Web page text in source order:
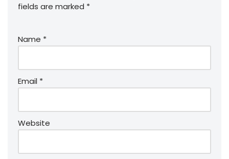
fields are marked *
Name *
Email *
Website